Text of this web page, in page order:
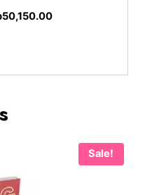
50,150.00
Sale!